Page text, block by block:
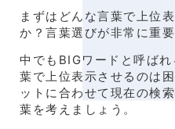
まずはどんな言葉で上位
か？言葉選びが非常に重要
中でもBIGワードと呼ば
葉で上位表示させるのは
ットに合わせて現在の検
葉を考えましょう。